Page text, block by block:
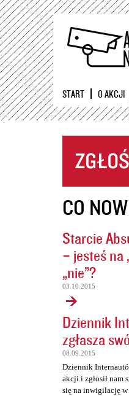
START O AKCJI
CO
Starcie
– jesteś na
„nie”?
03.10.2015
Dziennik
zgłasza
08.09.2015
Dziennik
akcji i zgłosił nam
się na inwigilację w